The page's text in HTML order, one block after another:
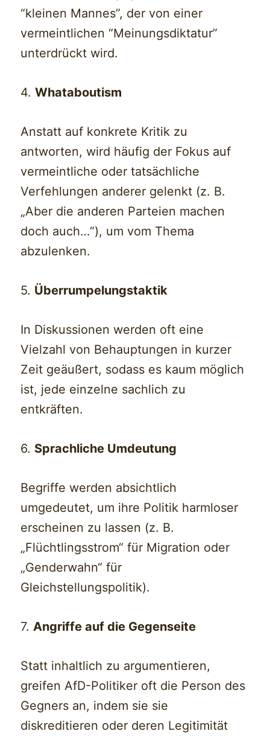
“kleinen Mannes”, der von einer
vermeintlichen “Meinungsdiktatur”
unterdrückt wird.
4.Whataboutism
Anstatt auf konkrete Kritik zu
antworten, wird häufig der Fokus auf
vermeintliche oder tatsächliche
Verfehlungen anderer gelenkt (z. B.
„Aber die anderen Parteien machen
doch auch…“), um vom Thema
abzulenken.
5. Überrumpelungstaktik
In Diskussionen werden oft eine
Vielzahl von Behauptungen in kurzer
Zeit geäußert, sodass es kaum möglich
ist, jede einzelne sachlich zu
entkräften.
6. Sprachliche Umdeutung
Begriffe werden absichtlich
umgedeutet, um ihre Politik harmloser
erscheinen zu lassen (z. B.
„Flüchtlingsstrom“ für Migration oder
„Genderwahn“ für
Gleichstellungspolitik).
7. Angriffe auf die Gegenseite
Statt inhaltlich zu argumentieren,
greifen AfD-Politiker oft die Person des
Gegners an, indem sie sie
diskreditieren oder deren Legitimität